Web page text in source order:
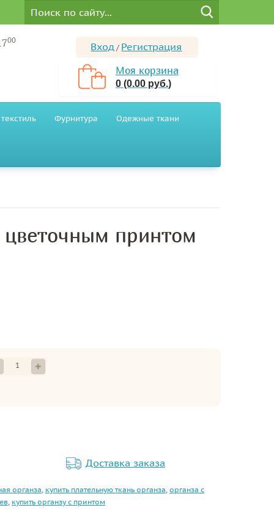
00
Вход / Регистрация
Моя корзина
0 (0.00 руб.)
Фурнитура Одежные ткани
принтом
Доставка заказа
органза, купить плательную ткань органза, органза с
, купить органзу с принтом